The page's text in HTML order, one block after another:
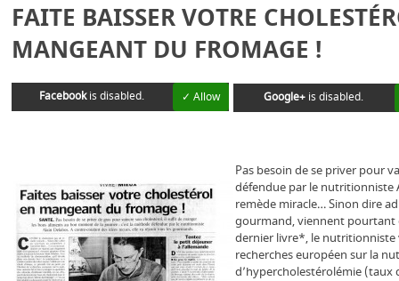
FAITE BAISSER VOTRE
MANGEANT DU FROMAGE !
Facebookis disabled. ✓ Allow Google+ is disabled.
Pas besoin de se priver pour
défendue par le nutritionniste
remède miracle… Sinon dire
gourmand, viennent pourtant
dernier livre*, le nutritionniste
recherches européen sur la
d’hypercholestérolémie (taux